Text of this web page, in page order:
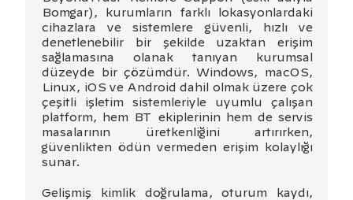
Bomgar), kurumların farklı lokasyonlardaki
cihazlara ve sistemlere güvenli, hızlı ve
denetlenebilir bir şekilde uzaktan erişim
sağlamasına olanak tanıyan kurumsal
düzeyde bir çözümdür. Windows, macOS,
Linux, iOS ve Android dahil olmak üzere çok
çeşitli işletim sistemleriyle uyumlu çalışan
platform, hem BT ekiplerinin hem de servis
masalarının üretkenliğini artırırken,
güvenlikten ödün vermeden erişim kolaylığı
sunar.
Gelişmiş kimlik doğrulama, oturum kaydı,